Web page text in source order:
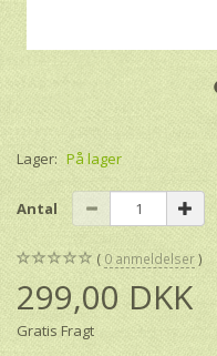
Lager: På lager
Antal
0 anmeldelser
299,00 DKK
Gratis Fragt